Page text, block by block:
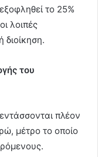
το 25%
λοιπές
διοίκηση.
του
πλέον
μέτρο το οποίο